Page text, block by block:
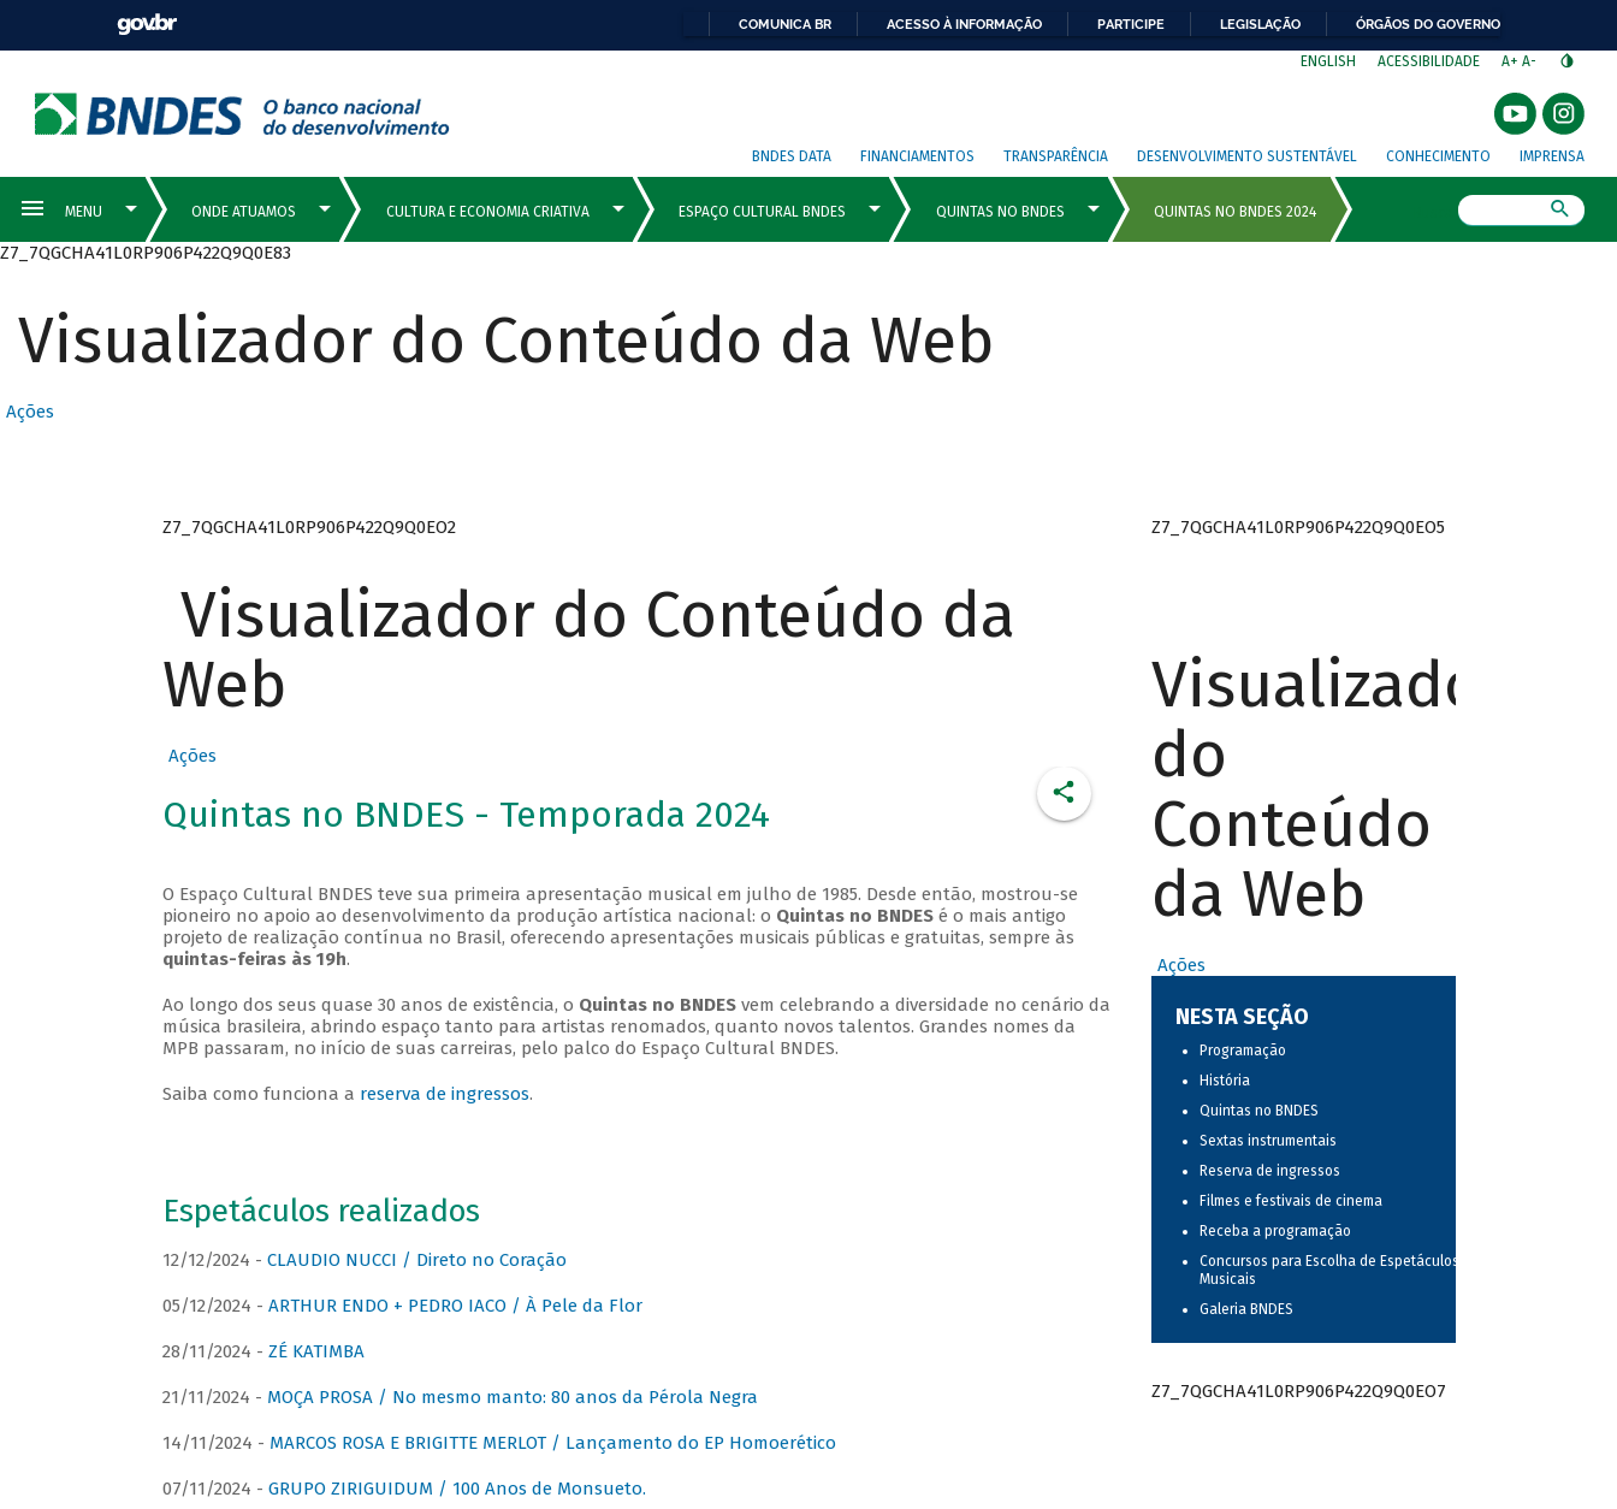
COMUNICA BR ACESSO À INFORMAÇÃO PARTICIPE LEGISLAÇÃO ÓRGÃOS DO GOVERNO
ENGLISH ACESSIBILIDADE A+ A-
BNDES DATA FINANCIAMENTOS TRANSPARÊNCIA DESENVOLVIMENTO SUSTENTÁVEL CONHECIMENTO IMPRENSA
Z7_7QGCHA41L0RP906P422Q9Q0E83
Visualizador do Conteúdo da Web
Ações
Z7_7QGCHA41L0RP906P422Q9Q0EO2
Visualizador do Conteúdo da
Web
Ações
Quintas no BNDES - Temporada 2024
O Espaço Cultural BNDES teve sua primeira apresentação musical em julho de 1985. Desde então, mostrou-se
pioneiro no apoio ao desenvolvimento da produção artística nacional: o Quintas no BNDESé o mais antigo
projeto de realização contínua no Brasil, oferecendo apresentações musicais públicas e gratuitas, sempre às
quintas-feiras às 19h.
Ao longo dos seus quase 30 anos de existência, o Quintas no BNDESvem celebrando a diversidade no cenário da
música brasileira, abrindo espaço tanto para artistas renomados, quanto novos talentos. Grandes nomes da
MPB passaram, no início de suas carreiras, pelo palco do Espaço Cultural BNDES.
Saiba como funciona a reserva de ingressos.
Espetáculos realizados
12/12/2024 - CLAUDIO NUCCI / Direto no Coração
05/12/2024 - ARTHUR ENDO + PEDRO IACO / À Pele da Flor
28/11/2024 - ZÉ KATIMBA
21/11/2024 - MOÇA PROSA / No mesmo manto: 80 anos da Pérola Negra
14/11/2024 - MARCOS ROSA E BRIGITTE MERLOT / Lançamento do EP Homoerético
07/11/2024 - GRUPO ZIRIGUIDUM / 100 Anos de Monsueto.
Z7_7QGCHA41L0RP906P422Q9Q0EO5
Visualizador
do
Conteúdo
da Web
Ações
NESTA SEÇÃO
Programação
História
Quintas no BNDES
Sextas instrumentais
Reserva de ingressos
Filmes e festivais de cinema
Receba a programação
Concursos para Escolha de Espetáculos
Musicais
Galeria BNDES
Z7_7QGCHA41L0RP906P422Q9Q0EO7